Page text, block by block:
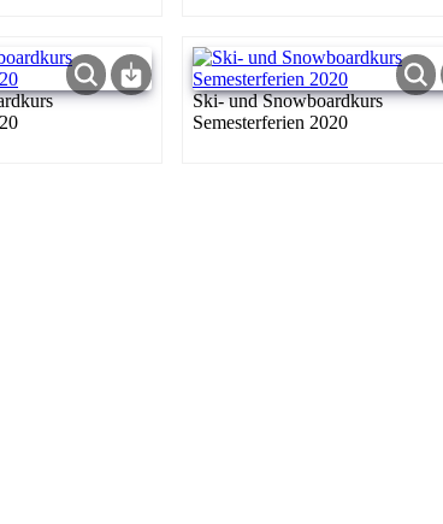
Ski- und Snowboardkurs
Semesterferien 2020